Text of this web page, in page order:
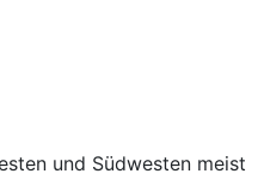
und Südwesten meist